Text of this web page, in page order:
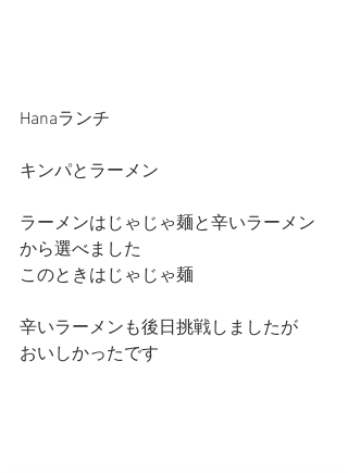
Hanaランチ
キンパとラーメン
ラーメンはじゃじゃ麺と辛いラーメン
から選べました
このときはじゃじゃ麺
辛いラーメンも後日挑戦しましたが
おいしかったです